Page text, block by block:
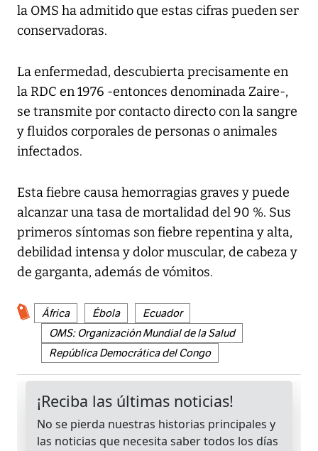
la OMS ha admitido que estas cifras pueden ser
conservadoras.
La enfermedad, descubierta precisamente en
la RDC en 1976 -entonces denominada Zaire-,
se transmite por contacto directo con la sangre
y fluidos corporales de personas o animales
infectados.
Esta fiebre causa hemorragias graves y puede
alcanzar una tasa de mortalidad del 90 %. Sus
primeros síntomas son fiebre repentina y alta,
debilidad intensa y dolor muscular, de cabeza y
de garganta, además de vómitos.
África Ébola
Ecuador
OMS: Organización Mundial de la Salud
República Democrática del Congo